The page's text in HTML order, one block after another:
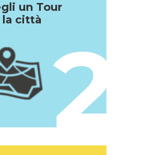
2
un Tour
la città